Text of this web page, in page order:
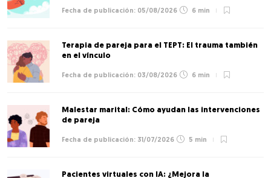
05/08/2026 6 min
Terapia de pareja para el TEPT: El trauma también
en el vínculo
03/08/2026 6 min
Malestar marital: Cómo ayudan las intervenciones
de pareja
31/07/2026 5 min
Pacientes virtuales con IA: ¿Mejora la